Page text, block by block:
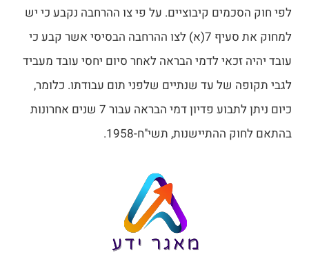
לפי חוק הסכמים קיבוציים. על פי צו ההרחבה נקבע כי יש
למחוק את סעיף 7(א) לצו ההרחבה הבסיסי אשר קבע כי
עובד יהיה זכאי לדמי הבראה לאחר סיום יחסי עובד מעביד
לגבי תקופה של עד שנתיים שלפני תום עבודתו. כלומר,
כיום ניתן לתבוע פדיון דמי הבראה עבור 7 שנים אחרונות
בהתאם לחוק ההתיישנות, תשי"ח-1958.